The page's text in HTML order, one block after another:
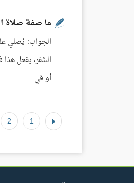
ما صفة صلاة
الجواب: يُصلي
السَّفر، يفعل
أو في ...
1
2